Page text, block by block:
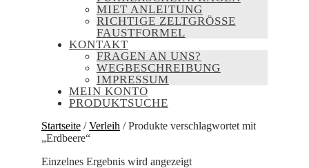
MIET ANLEITUNG
RICHTIGE ZELTGRÖSSE F
AUSTFORMEL
KONTAKT
FRAGEN AN UNS?
WEGBESCHREIBUNG
IMPRESSUM
MEIN KONTO
PRODUKTSUCHE
Startseite/Verleih / Produkte verschlagwortet mit
„Erdbeere“
Einzelnes Ergebnis wird angezeigt